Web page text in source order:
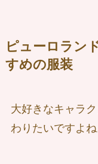
ピューロラン
すめの服装
大好きなキャラ
わりたいですよね